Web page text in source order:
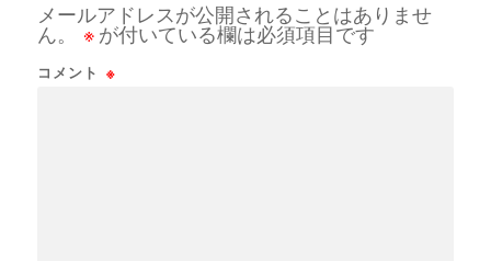
メールアドレスが公開されることはありませ
ん。
※ が付いている欄は必須項目です
コメント ※